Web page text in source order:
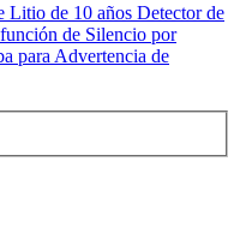
Litio de 10 años Detector de
de Silencio por
para Advertencia de